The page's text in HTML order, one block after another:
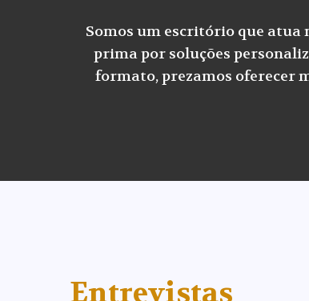
Somos um escritório que atua
prima por soluções
formato, prezamos oferecer
Entrevistas